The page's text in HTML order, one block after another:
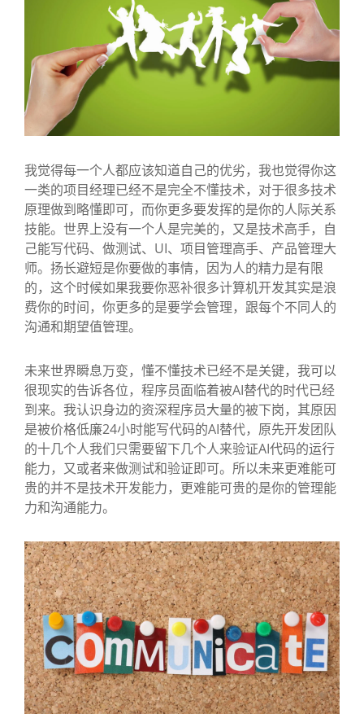
我觉得每一个人都应该知道自己的优劣，我也觉得你这
一类的项目经理已经不是完全不懂技术，对于很多技术
原理做到略懂即可，而你更多要发挥的是你的人际关系
技能。世界上没有一个人是完美的，又是技术高手，自
己能写代码、做测试、UI、项目管理高手、产品管理大
师。扬长避短是你要做的事情，因为人的精力是有限
的，这个时候如果我要你恶补很多计算机开发其实是浪
费你的时间，你更多的是要学会管理，跟每个不同人的
沟通和期望值管理。
未来世界瞬息万变，懂不懂技术已经不是关键，我可以
很现实的告诉各位，程序员面临着被AI替代的时代已经
到来。我认识身边的资深程序员大量的被下岗，其原因
是被价格低廉24小时能写代码的AI替代，原先开发团队
的十几个人我们只需要留下几个人来验证AI代码的运行
能力，又或者来做测试和验证即可。所以未来更难能可
贵的并不是技术开发能力，更难能可贵的是你的管理能
力和沟通能力。